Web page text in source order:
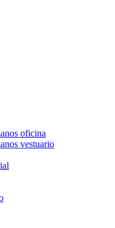
oficina
vestuario